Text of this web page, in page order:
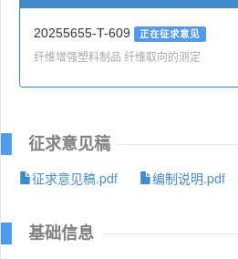
20255655-T-609 正在征求意见
纤维增强塑料制品 纤维取向的测定
征求意见稿
征求意见稿.pdf
编制说明.pdf
基础信息